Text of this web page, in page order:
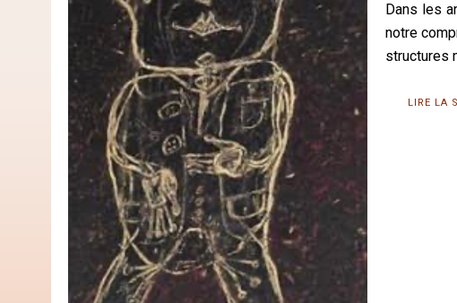
Dans les
notre
structures
LIRE LA